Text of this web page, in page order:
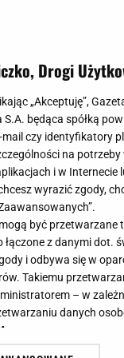
Drogi
„Akceptuję”,
S.A. będąca spółką
mail czy identyfikatory
na
i w
wyrazić zgody,
być
łączone z danymi dot.
i odbywa się w
Takiemu
– w
danych